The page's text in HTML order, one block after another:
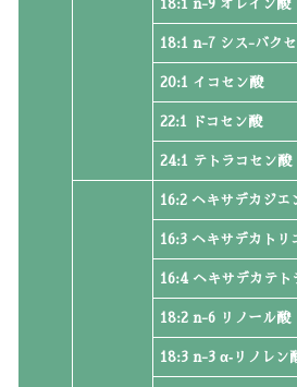
18:1 n-9 オレイン酸
18:1 n-7 シス-バク
20:1 イコセン酸
22:1 ドコセン酸
24:1 テトラコセン酸
16:2 ヘキサデカジエ
16:3 ヘキサデカトリ
16:4 ヘキサデカテト
18:2 n-6 リノール酸
18:3 n-3 α‐リノレン